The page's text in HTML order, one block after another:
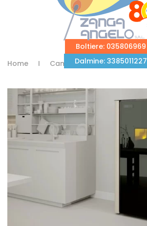
contenuto
principale
Boltiere: 035806969
Dalmine: 3385011227
Home Camini e Stufe Stufe